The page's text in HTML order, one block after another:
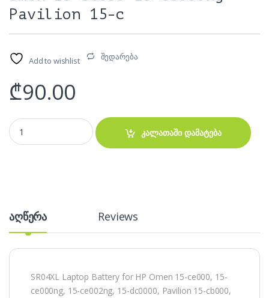
Pavilion 15-c
Add to wishlist შედარება
₾90.00
SR04XL SR03XL Battery for HP Omen 15-ce000 15-ce000ng
კალათაში დამატება
აღწერა Reviews
SR04XL Laptop Battery for HP Omen 15-ce000, 15-
ce000ng, 15-ce002ng, 15-dc0000, Pavilion 15-cb000,